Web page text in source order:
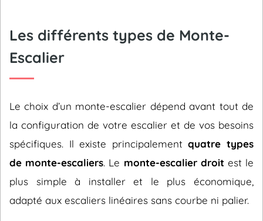
Les différents types de Monte-
Escalier
Le choix d’un monte-escalier dépend avant tout de
la configuration de votre escalier et de vos besoins
spécifiques. Il existe principalementquatre types
de monte-escaliers. Le monte-escalier droit est le
plus simple à installer et le plus économique,
adapté aux escaliers linéaires sans courbe ni palier.